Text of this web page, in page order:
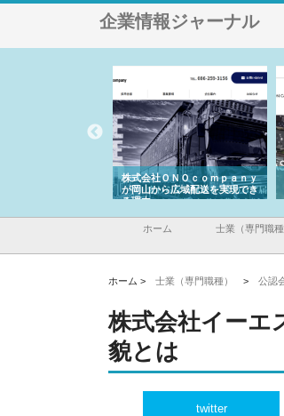
企業情報ジャーナル
株式会社ＯＮＯｃｏｍｐａｎｙ
が岡山から広域配送を実現でき
る理由
ホーム 士業（専門職種
ホーム > 士業（専門職種） > 公認
株式会社イーエ
貌とは
twitter